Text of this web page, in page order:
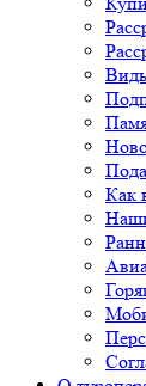
Как